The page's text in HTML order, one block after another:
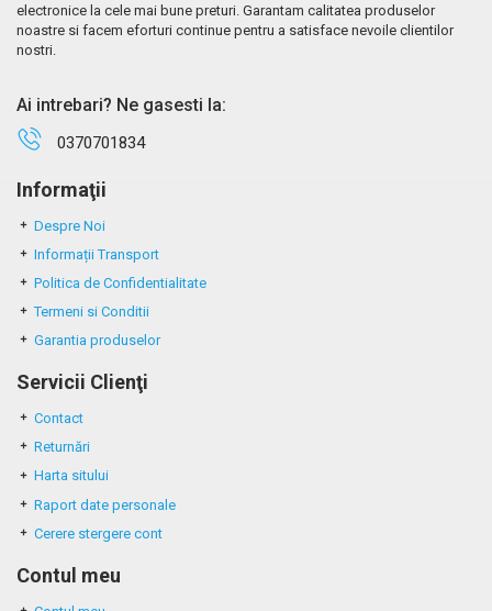
electronice la cele mai bune preturi. Garantam calitatea produselor
noastre si facem eforturi continue pentru a satisface nevoile clientilor
nostri.
Ai intrebari? Ne gasesti la:
0370701834
Informaţii
Despre Noi
Informații Transport
Politica de Confidentialitate
Termeni si Conditii
Garantia produselor
Servicii Clienţi
Contact
Returnări
Harta sitului
Raport date personale
Cerere stergere cont
Contul meu